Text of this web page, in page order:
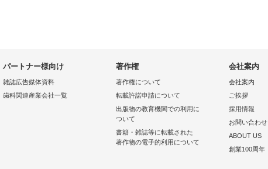
パートナー様向け
雑誌広告媒体資料
歯科関連産業会社一覧
著作権
著作権について
転載許諾申請について
出版物の教育機関での利用に
ついて
書籍・雑誌等に転載された
著作物の電子的利用について
会社案内
会社案内
ご挨拶
採用情報
お問い合わせ
ABOUT US
創業100周年